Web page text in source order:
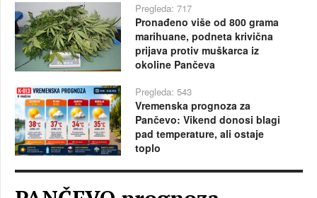
Pregleda: 717
Pronađeno više od 800 grama
marihuane, podneta krivična
prijava protiv muškarca iz
okoline Pančeva
Pregleda: 543
Vremenska prognoza za
Pančevo: Vikend donosi blagi
pad temperature, ali ostaje
toplo